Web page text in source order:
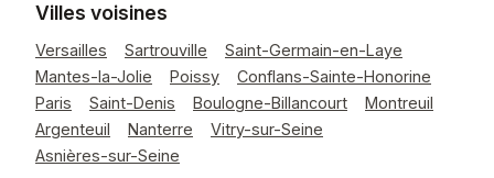
Villes voisines
Versailles Sartrouville
Saint-Germain-en-Laye
Mantes-la-Jolie
Poissy
Conflans-Sainte-Honorine
Paris
Saint-Denis Boulogne-Billancourt
Montreuil
Argenteuil
Nanterre
Vitry-sur-Seine
Asnières-sur-Seine